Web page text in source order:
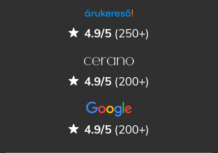
4.9/5 (250+)
4.9/5 (200+)
4.9/5 (200+)